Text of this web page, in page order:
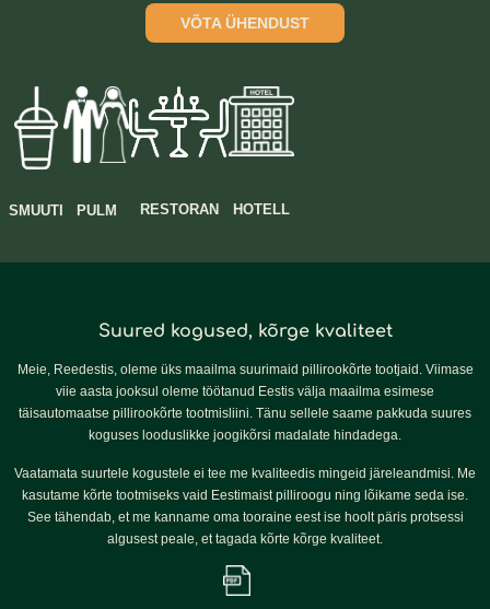
VÕTA ÜHENDUST
SMUUTI PULM RESTORAN HOTELL
Suured kogused, kõrge kvaliteet
Meie, Reedestis, oleme üks maailma suurimaid pillirookõrte tootjaid. Viimase
viie aasta jooksul oleme töötanud Eestis välja maailma esimese
täisautomaatse pillirookõrte tootmisliini. Tänu sellele saame pakkuda suures
koguses looduslikke joogikõrsi madalate hindadega.
Vaatamata suurtele kogustele ei tee me kvaliteedis mingeid järeleandmisi. Me
kasutame kõrte tootmiseks vaid Eestimaist pilliroogu ning lõikame seda ise.
See tähendab, et me kanname oma tooraine eest ise hoolt päris protsessi
algusest peale, et tagada kõrte kõrge kvaliteet.